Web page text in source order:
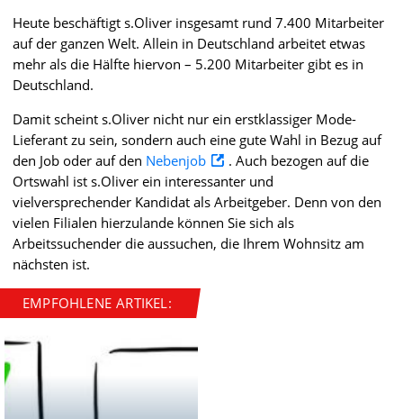
Heute beschäftigt s.Oliver insgesamt rund 7.400 Mitarbeiter
auf der ganzen Welt. Allein in Deutschland arbeitet etwas
mehr als die Hälfte hiervon – 5.200 Mitarbeiter gibt es in
Deutschland.
Damit scheint s.Oliver nicht nur ein erstklassiger Mode-
Lieferant zu sein, sondern auch eine gute Wahl in Bezug auf
den Job oder auf den Nebenjob
. Auch bezogen auf die
Ortswahl ist s.Oliver ein interessanter und
vielversprechender Kandidat als Arbeitgeber. Denn von den
vielen Filialen hierzulande können Sie sich als
Arbeitssuchender die aussuchen, die Ihrem Wohnsitz am
nächsten ist.
EMPFOHLENE ARTIKEL: